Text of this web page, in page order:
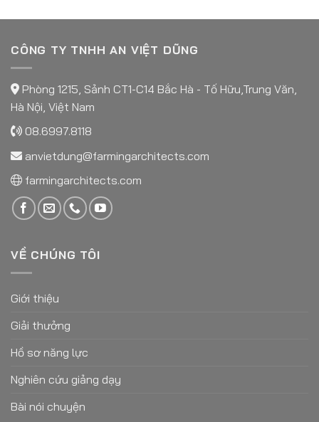
CÔNG TY TNHH AN VIỆT DŨNG
Phòng 1215, Sảnh CT1-C14 Bắc Hà - Tố Hữu,Trung Văn,
Hà Nội, Việt Nam
08.6997.8118
anvietdung@farmingarchitects.com
farmingarchitects.com
VỀ CHÚNG TÔI
Giới thiệu
Giải thưởng
Hồ sơ năng lực
Nghiên cứu giảng dạy
Bài nói chuyện